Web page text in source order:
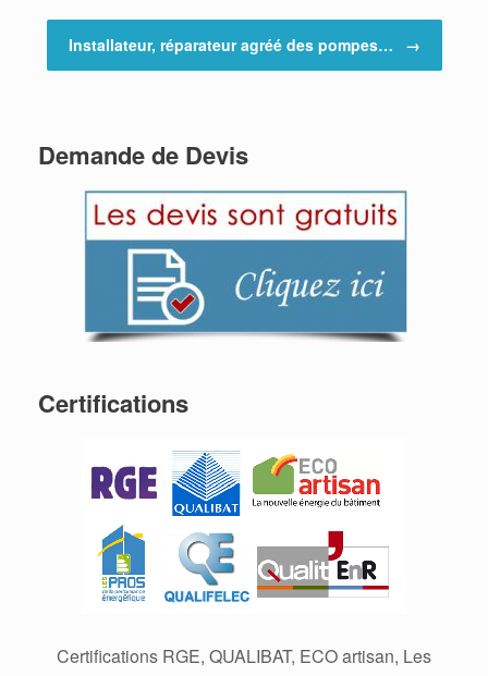
Installateur, réparateur agréé des pompes… →
Demande de Devis
Certifications
Certifications RGE, QUALIBAT, ECO artisan, Les